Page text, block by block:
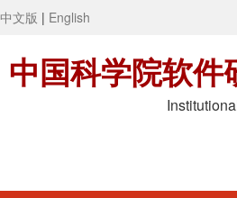
中文版 | English
中国科学院软件